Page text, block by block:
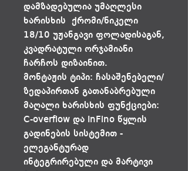
დამზადებულია უმაღლესი
ხარისხის ქრომი/ნიკელი
18/10 უჟანგავი ფოლადისაგან,
კვადრატული ორჯამიანი
ჩარჩოს დიზაინით.
მონტაჟის ტიპი: ჩასაშენებელი/
ზედაპირთან გათანაბრებული
მაღალი ხარისხის ფუნქციები:
C-overflow და InFino წყლის
გადინების სისტემით -
ელეგანტურად
ინტეგრირებული და მარტივი